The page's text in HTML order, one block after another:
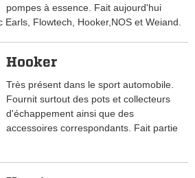
pompes à essence. Fait aujourd'hui
Flowtech, Hooker,NOS et Weiand.
Hooker
Très présent dans le sport automobile.
Fournit surtout des pots et collecteurs
d'échappement ainsi que des
accessoires correspondants. Fait partie